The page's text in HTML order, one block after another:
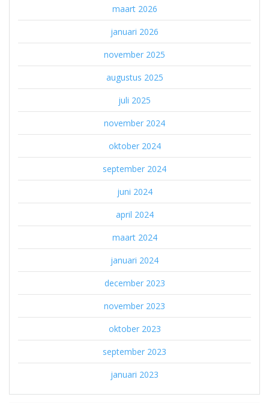
maart 2026
januari 2026
november 2025
augustus 2025
juli 2025
november 2024
oktober 2024
september 2024
juni 2024
april 2024
maart 2024
januari 2024
december 2023
november 2023
oktober 2023
september 2023
januari 2023